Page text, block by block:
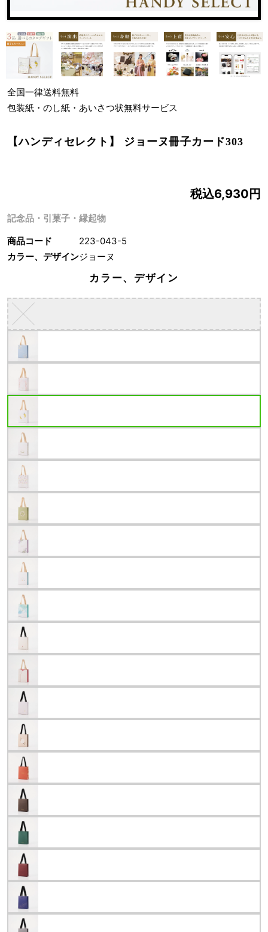
全国一律送料無料
包装紙・のし紙・あいさつ状無料サービス
【ハンディセレクト】 ジョーヌ冊子カード303
記念品・引菓子・縁起物
税込6,930円
商品コード
223-043-5
カラー、デザインジョーヌ
カラー、デザイン